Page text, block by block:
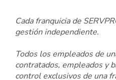
Cada franquicia de
gestión independiente.
Todos los empleados de
contratados, empleados y
control exclusivos de una